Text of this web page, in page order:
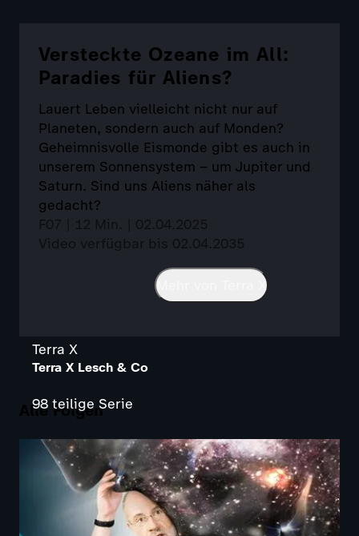
Versteckte Ozeane im All:
Paradies für Aliens?
Lauert Leben vielleicht nicht nur auf
Planeten, sondern auch auf Monden?
Geheimnisvolle Eismonde gibt es auch in
unserem Sonnensystem – um Jupiter und
Saturn. Sind uns Aliens näher als
gedacht?
F07 | 12 Min. | 02.04.2025
Video verfügbar bis 02.04.2035
Mehr von Terra X
Alle Folgen
Terra X
Terra X Lesch & Co
98 teilige Serie